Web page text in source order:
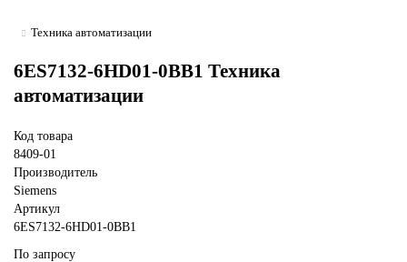
Техника автоматизации
6ES7132-6HD01-0BB1 Техника
автоматизации
Код товара
8409-01
Производитель
Siemens
Артикул
6ES7132-6HD01-0BB1
По запросу